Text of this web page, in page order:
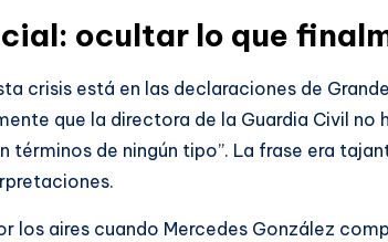
ocultar lo que
crisis está en las declaraciones de
que la directora de la Guardia Civil no
términos de ningún tipo”. La frase era
los aires cuando Mercedes González